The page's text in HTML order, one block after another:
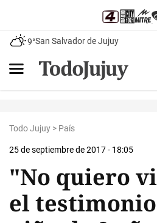
9°San Salvador de Jujuy
Todo Jujuy > País
25 de septiembre de 2017 - 18:05
"No quiero
el